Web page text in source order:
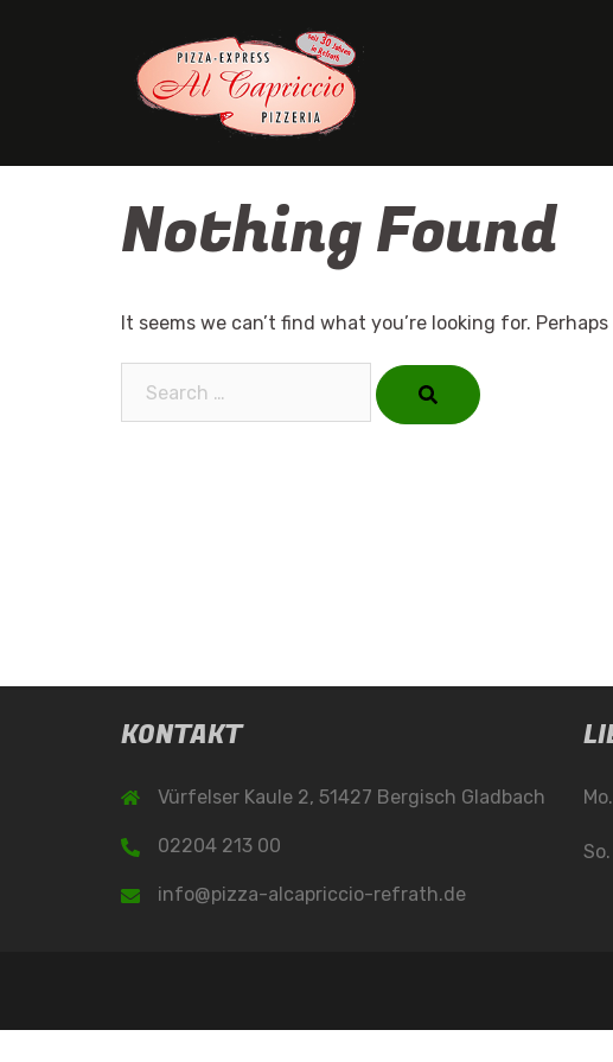
Nothing Found
It seems we can’t find what you’re looking for.
KONTAKT
Vürfelser Kaule 2, 51427 Bergisch Gladbach
02204 213 00
info@pizza-alcapriccio-refrath.de